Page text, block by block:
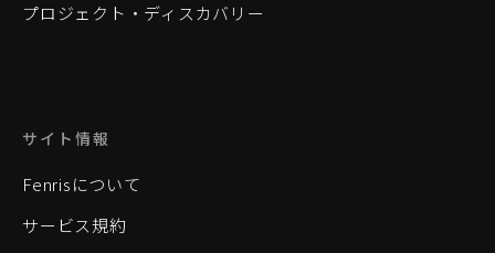
プロジェクト・ディスカバリー
サイト情報
Fenrisについて
サービス規約